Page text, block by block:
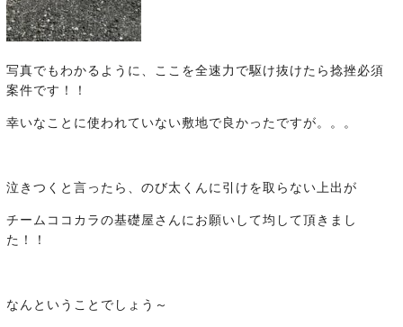
写真でもわかるように、ここを全速力で駆け抜けたら捻挫必須
案件です！！
幸いなことに使われていない敷地で良かったですが。。。
泣きつくと言ったら、のび太くんに引けを取らない上出が
チームココカラの基礎屋さんにお願いして均して頂きまし
た！！
なんということでしょう～